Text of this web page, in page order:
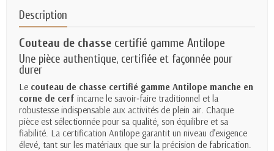
Description
Couteau de chasse certifié gamme Antilope
Une pièce authentique, certifiée et façonnée pour
durer
Le couteau de chasse certifié gamme Antilope manche en
corne de cerf incarne le savoir‑faire traditionnel et la
robustesse indispensable aux activités de plein air. Chaque
pièce est sélectionnée pour sa qualité, son équilibre et sa
fiabilité. La certification Antilope garantit un niveau d’exigence
élevé, tant sur les matériaux que sur la précision de fabrication.